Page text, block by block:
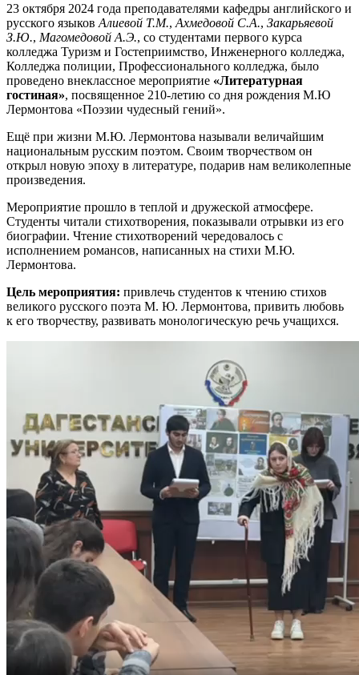
23 октября 2024 года преподавателями кафедры английского и
русского языков Алиевой Т.М., Ахмедовой С.А., Закарьяевой
З.Ю., Магомедовой А.Э., со студентами первого курса
колледжа Туризм и Гостеприимство, Инженерного колледжа,
Колледжа полиции, Профессионального колледжа, было
проведено внеклассное мероприятие «Литературная
гостиная», посвященное 210-летию со дня рождения М.Ю
Лермонтова «Поэзии чудесный гений».
Ещё при жизни М.Ю. Лермонтова называли величайшим
национальным русским поэтом. Своим творчеством он
открыл новую эпоху в литературе, подарив нам великолепные
произведения.
Мероприятие прошло в теплой и дружеской атмосфере.
Студенты читали стихотворения, показывали отрывки из его
биографии. Чтение стихотворений чередовалось с
исполнением романсов, написанных на стихи М.Ю.
Лермонтова.
Цель мероприятия: привлечь студентов к чтению стихов
великого русского поэта М. Ю. Лермонтова, привить любовь
к его творчеству, развивать монологическую речь учащихся.